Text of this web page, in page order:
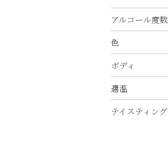
アルコール度数
色
ボディ
適温
テイスティング